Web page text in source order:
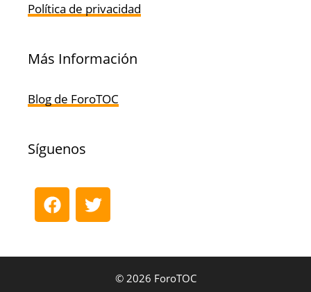
Política de privacidad
Más Información
Blog de ForoTOC
Síguenos
© 2026 ForoTOC